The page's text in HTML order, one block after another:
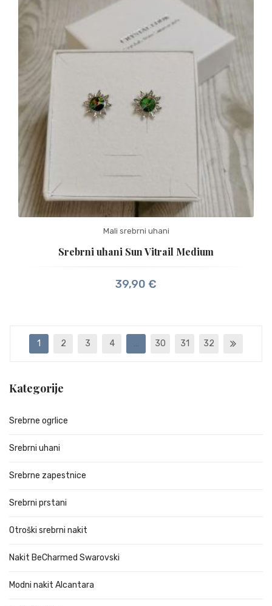
Kategorije
Srebrne ogrlice
Srebrni uhani
Srebrne zapestnice
Srebrni prstani
Otroški srebrni nakit
Nakit BeCharmed Swarovski
Modni nakit Alcantara
Mali srebrni uhani
Srebrni uhani Sun Vitrail Medium
39,90 €
1 2 3 4 … 30 31 32